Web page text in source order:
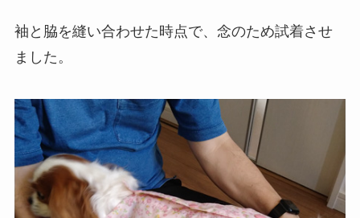
袖と脇を縫い合わせた時点で、念のため試着させ
ました。